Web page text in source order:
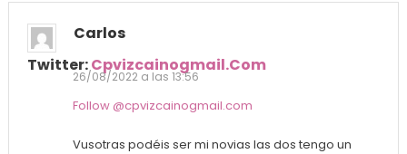
Carlos
Twitter:Cpvizcainogmail.com
26/08/2022 a las 13:56
Follow @cpvizcainogmail.com
Vusotras podéis ser mi novias las dos tengo un